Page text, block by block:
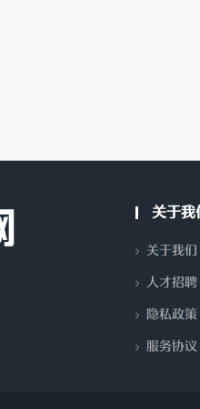
关于我
关于我们
人才招聘
隐私政策
服务协议